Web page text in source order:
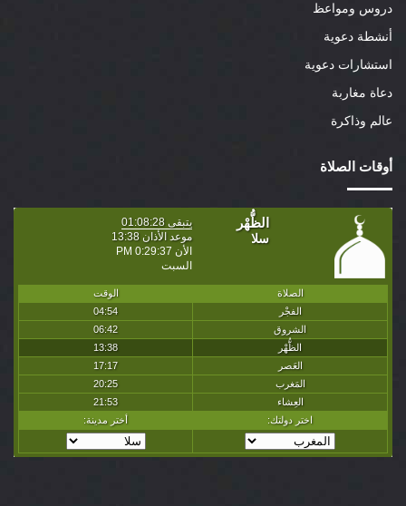
دروس ومواعظ
أنشطة دعوية
استشارات دعوية
دعاة مغاربة
عالم وذاكرة
أوقات الصلاة